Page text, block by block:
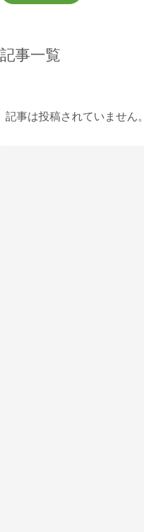
記事一覧
記事は投稿されていません。